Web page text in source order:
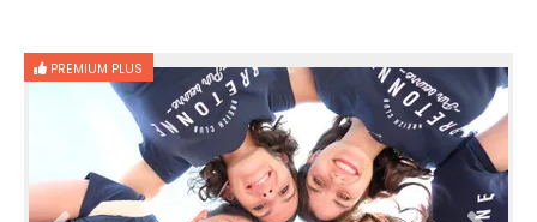
PREMIUM PLUS